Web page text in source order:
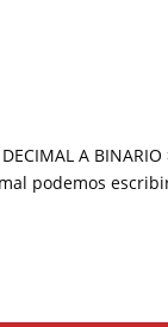
A BINARIO
podemos